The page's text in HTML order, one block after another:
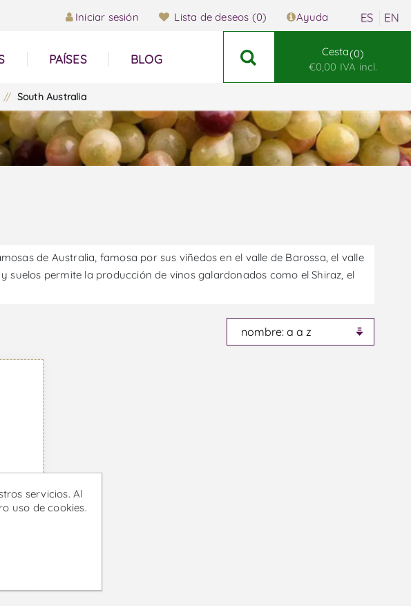
Iniciar sesión Lista de deseos (0) Ayuda
PAÍSES BLOG
Cesta 0
€0,00 IVA incl.
/ South Australia
de Australia, famosa por sus viñedos en el valle de Barossa, el valle
suelos permite la producción de vinos galardonados como el Shiraz, el
servicios. Al
uso de cookies.